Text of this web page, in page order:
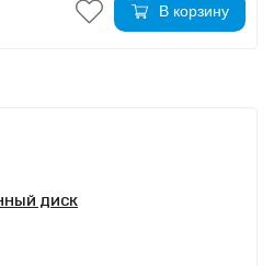
В корзину
ДИСК